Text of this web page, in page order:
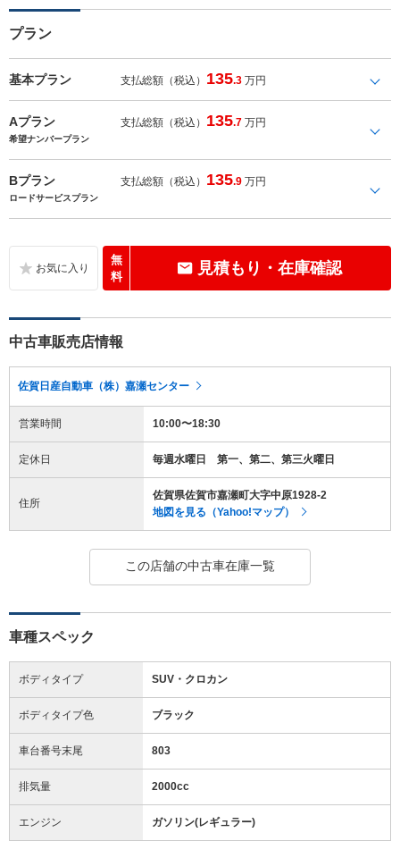
プラン
基本プラン 支払総額（税込） 135.3 万円
Aプラン 支払総額（税込） 135.7 万円
希望ナンバープラン
Bプラン 支払総額（税込） 135.9 万円
ロードサービスプラン
無
料
見積もり・在庫確認
中古車販売店情報
佐賀日産自動車（株）嘉瀬センター
営業時間 10:00〜18:30
定休日 毎週水曜日 第一、第二、第三火曜日
住所
佐賀県佐賀市嘉瀬町大字中原1928-2
地図を見る（Yahoo!マップ）
この店舗の中古車在庫一覧
車種スペック
ボディタイプ SUV・クロカン
ボディタイプ色 ブラック
車台番号末尾 803
排気量 2000cc
エンジン ガソリン(レギュラー)